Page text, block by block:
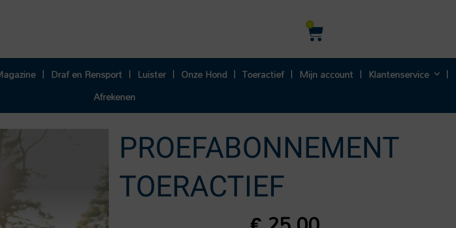
0
Winkelwagen
Draf en Rensport Luister Onze Hond Toeractief Mijn account
Klantenservice
Afrekenen
PROEFABONNEMENT
TOERACTIEF